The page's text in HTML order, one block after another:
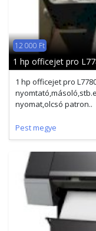
12 000 Ft
1 hp officejet pro
1 hp officejet pro
nyomat,olcsó patron..
Pest megye